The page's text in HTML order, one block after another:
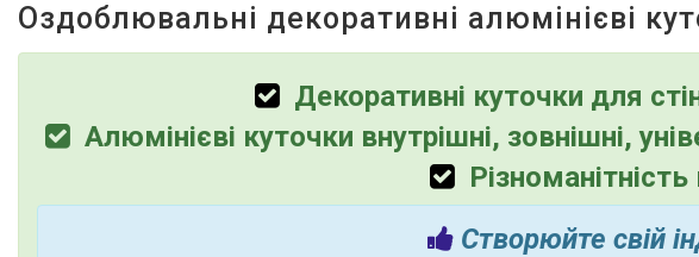
В наявності 29
Вид куточка
Оздоблювальні декоративні алюмінієві
Декоративні куточки для
Алюмінієві куточки внутрішні, зовнішні,
Створюйте свій